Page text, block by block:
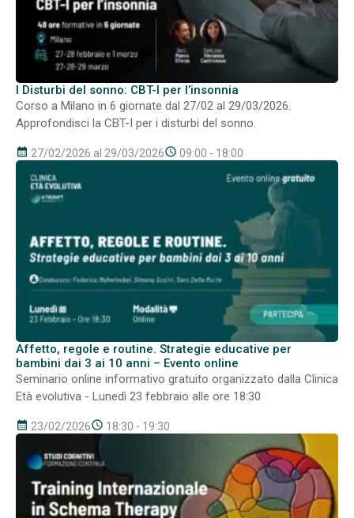
I Disturbi del sonno: CBT-I per l’insonnia
Corso a Milano in 6 giornate dal 27/02 al 29/03/2026.
Approfondisci la CBT-I per i disturbi del sonno.
calendar_month 27/02/2026 al 29/03/2026schedule 09:00 - 18:00
Affetto, regole e routine. Strategie educative per
bambini dai 3 ai 10 anni – Evento online
Seminario online informativo gratuito organizzato dalla Clinica
Età evolutiva - Lunedì 23 febbraio alle ore 18:30
calendar_month 23/02/2026schedule 18:30 - 19:30